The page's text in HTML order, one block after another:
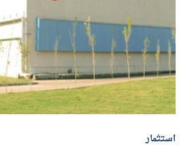
استثمار